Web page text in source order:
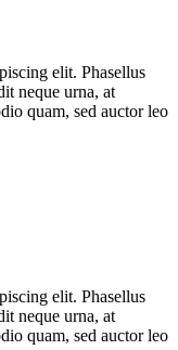
elit. Phasellus
neque urna, at
quam, sed auctor leo
elit. Phasellus
neque urna, at
quam, sed auctor leo